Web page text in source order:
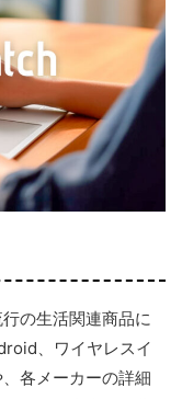
の生活関連商品に
、ワイヤレスイ
各メーカーの詳細